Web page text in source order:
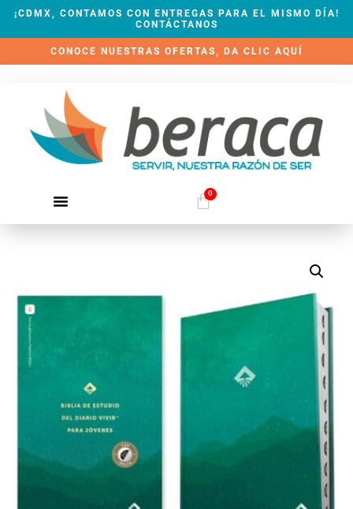
¡CDMX, CONTAMOS CON ENTREGAS PARA EL MISMO DÍA!
CONTÁCTANOS
CONOCE NUESTRAS OFERTAS, DA CLIC AQUÍ
0